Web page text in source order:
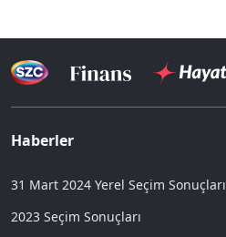
Haberler
31 Mart 2024 Yerel Seçim Sonuçları
2023 Seçim Sonuçları